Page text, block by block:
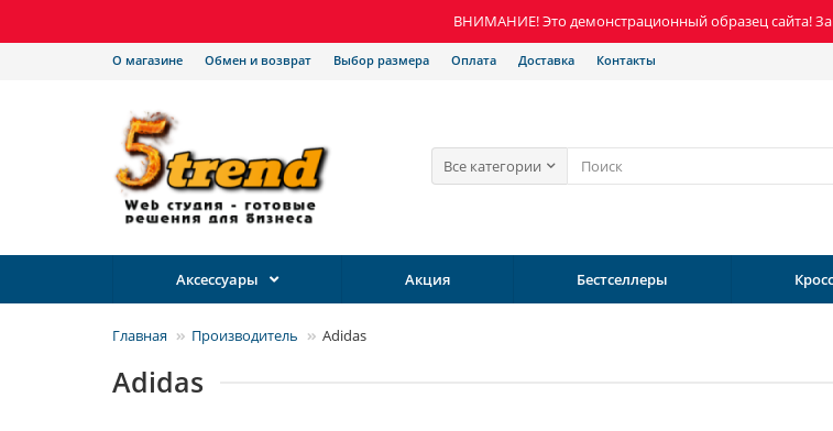
ВНИМАНИЕ! Это демонстрационный образец сайта!
О магазине Обмен и возврат Выбор размера Оплата Доставка Контакты
Все категории
Аксессуары Акция Бестселлеры
Главная Производитель Adidas
Adidas